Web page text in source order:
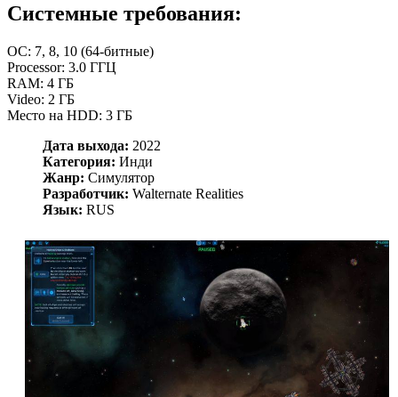
Системные требования:
OС: 7, 8, 10 (64-битные)
Processor: 3.0 ГГЦ
RAM: 4 ГБ
Video: 2 ГБ
Место на HDD: 3 ГБ
Дата выхода: 2022
Категория: Инди
Жанр: Симулятор
Разработчик: Walternate Realities
Язык: RUS